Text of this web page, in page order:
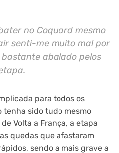
no Coquard mesmo
senti-me muito mal por
bastante abalado pelos
para todos os
tenha sido tudo mesmo
Volta a França, a etapa
quedas que afastaram
sendo a mais grave a